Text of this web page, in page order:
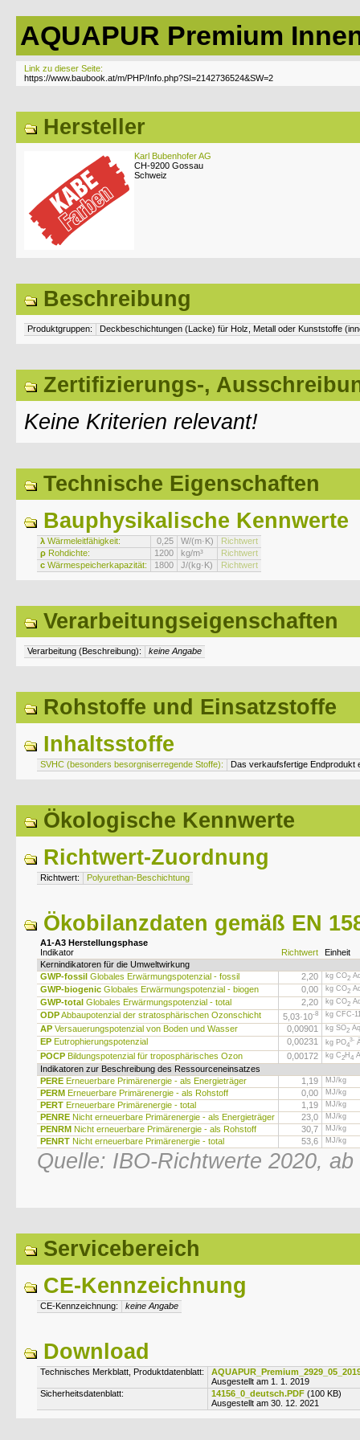
AQUAPUR Premium
Link zu dieser Seite:
Hersteller
Karl Bubenhofer AG
CH-9200 Gossau
Schweiz
Beschreibung
Produktgruppen: Deckbeschichtungen (Lacke) für Holz, Metall oder Kunststoffe
Zertifizierungs-,
Keine Kriterien relevant!
Technische Eigenschaften
Bauphysikalische Kennwerte
λ Wärmeleitfähigkeit: 0,25 W/(m·K)
Richtwert
ρ Rohdichte: 1200 kg/m³
Richtwert
c Wärmespeicherkapazität: 1800 J/(kg·K) Richtwert
Verarbeitungseigenschaften
Verarbeitung (Beschreibung): keine Angabe
Rohstoffe und Einsatzstoffe
Inhaltsstoffe
SVHC (besonders besorgniserregende Stoffe): Das verkaufsfertige Endprodukt
Ökologische Kennwerte
Richtwert-Zuordnung
Richtwert: Polyurethan-Beschichtung
Ökobilanzdaten gemäß EN
A1-A3 Herstellungsphase
Indikator
Richtwert
Einheit
Kernindikatoren für die Umweltwirkung
GWP-fossil Globales Erwärmungspotenzial - fossil 2,20 kg CO2
GWP-biogenic Globales Erwärmungspotenzial - biogen 0,00 kg CO2
GWP-total Globales Erwärmungspotenzial - total 2,20 kg CO2
ODPAbbaupotenzial der stratosphärischen Ozonschicht 5,03·10-8 kg CFC-
AP Versauerungspotenzial von Boden und Wasser 0,00901 kg SO2
EP Eutrophierungspotenzial 0,00231 kg PO4
3-
POCP Bildungspotenzial für troposphärisches Ozon 0,00172 kg C2H 4
Indikatoren zur Beschreibung des Ressourceneinsatzes
PERE Erneuerbare Primärenergie - als Energieträger 1,19 MJ/kg
PERM Erneuerbare Primärenergie - als Rohstoff 0,00 MJ/kg
PERT Erneuerbare Primärenergie - total 1,19 MJ/kg
PENRE Nicht erneuerbare Primärenergie - als Energieträger 23,0 MJ/kg
PENRM Nicht erneuerbare Primärenergie - als Rohstoff 30,7 MJ/kg
PENRT Nicht erneuerbare Primärenergie - total 53,6 MJ/kg
Quelle: IBO-Richtwerte 2020,
Servicebereich
CE-Kennzeichnung
CE-Kennzeichnung: keine Angabe
Download
Technisches Merkblatt, Produktdatenblatt:
Ausgestellt am 1. 1. 2019
Sicherheitsdatenblatt:
14156_0_deutsch.PDF (100 KB)
Ausgestellt am 30. 12. 2021